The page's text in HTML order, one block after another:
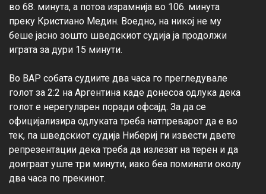
во 68. минута, а потоа израмнија во 106. минута
преку Кристиано Медин. Воедно, на никој не му
беше јасно зошто шведскиот судија ја продолжи
играта за дури 15 минути.
Во ВАР собата судиите два часа го прегледувале
голот за 2:2 на Аргентина каде донесоа одлука дека
голот е нерегуларен поради офсајд. За да се
официјализира одлуката треба натпреварот да е во
тек, па шведскиот судија Нибериј ги извести двете
репрезентации дека треба да излезат на терен и да
доиграат уште три минути, иако беа поминати околу